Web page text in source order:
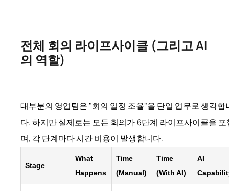
전체 회의 라이프사이클 (그리고 AI
의 역할)
대부분의 영업팀은 "회의 일정 조율"을 단일 업무로 생각합
다. 하지만 실제로는 모든 회의가 6단계 라이프사이클을 포
며, 각 단계마다 시간 비용이 발생합니다.
Stage
What
Happens
Time
(Manual)
Time
(With AI)
AI